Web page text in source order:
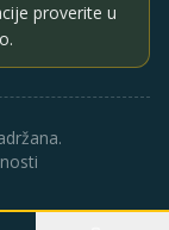
proverite u